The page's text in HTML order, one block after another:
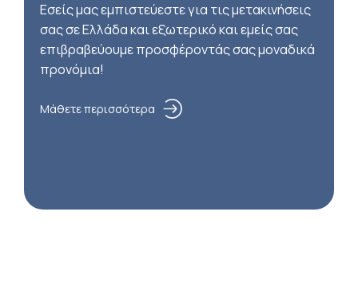
Εσείς μας εμπιστεύεστε για τις μετακινήσεις
σας σε Ελλάδα και εξωτερικό και εμείς σας
επιβραβεύουμε προσφέροντάς σας μοναδικά
προνόμια!
Μάθετε περισσότερα